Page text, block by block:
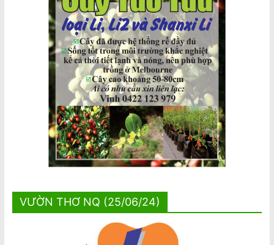
VƯỜN THƠ NQ (25/06/24)